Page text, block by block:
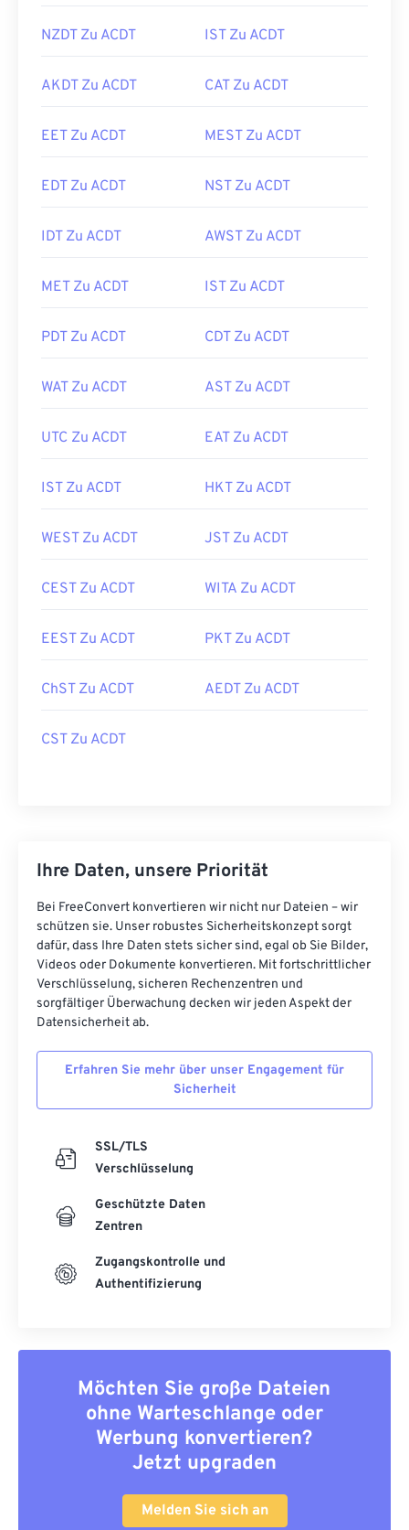
NZDT Zu ACDT IST Zu ACDT
AKDT Zu ACDT CAT Zu ACDT
EET Zu ACDT MEST Zu ACDT
EDT Zu ACDT NST Zu ACDT
IDT Zu ACDT AWST Zu ACDT
MET Zu ACDT IST Zu ACDT
PDT Zu ACDT CDT Zu ACDT
WAT Zu ACDT AST Zu ACDT
UTC Zu ACDT EAT Zu ACDT
IST Zu ACDT HKT Zu ACDT
WEST Zu ACDT JST Zu ACDT
CEST Zu ACDT WITA Zu ACDT
EEST Zu ACDT PKT Zu ACDT
ChST Zu ACDT AEDT Zu ACDT
CST Zu ACDT
Ihre Daten, unsere Priorität
Bei FreeConvert konvertieren wir nicht nur Dateien – wir
schützen sie. Unser robustes Sicherheitskonzept sorgt
dafür, dass Ihre Daten stets sicher sind, egal ob Sie Bilder,
Videos oder Dokumente konvertieren. Mit fortschrittlicher
Verschlüsselung, sicheren Rechenzentren und
sorgfältiger Überwachung decken wir jeden Aspekt der
Datensicherheit ab.
Erfahren Sie mehr über unser Engagement für
Sicherheit
SSL/TLS
Verschlüsselung
Geschützte Daten
Zentren
Zugangskontrolle und
Authentifizierung
Möchten Sie große Dateien
ohne Warteschlange oder
Werbung konvertieren?
Jetzt upgraden
Melden Sie sich an